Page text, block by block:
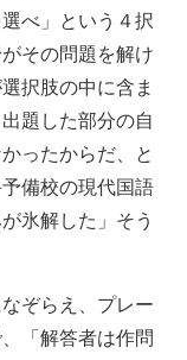
べ」という４択
その問題を解け
択肢の中に含ま
題した部分の自
ったからだ、と
備校の現代国語
氷解した」そう
ぞらえ、プレー
「解答者は作問